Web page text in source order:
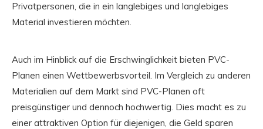
Privatpersonen, die in ein langlebiges und langlebiges
Material investieren möchten.
Auch im Hinblick auf die Erschwinglichkeit bieten PVC-
Planen einen Wettbewerbsvorteil. Im Vergleich zu anderen
Materialien auf dem Markt sind PVC-Planen oft
preisgünstiger und dennoch hochwertig. Dies macht es zu
einer attraktiven Option für diejenigen, die Geld sparen